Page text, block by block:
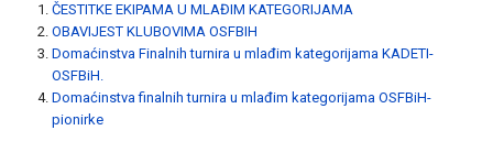
ČESTITKE EKIPAMA U MLAĐIM KATEGORIJAMA
OBAVIJEST KLUBOVIMA OSFBIH
Domaćinstva Finalnih turnira u mlađim kategorijama KADETI-
OSFBiH.
Domaćinstva finalnih turnira u mlađim kategorijama OSFBiH-
pionirke